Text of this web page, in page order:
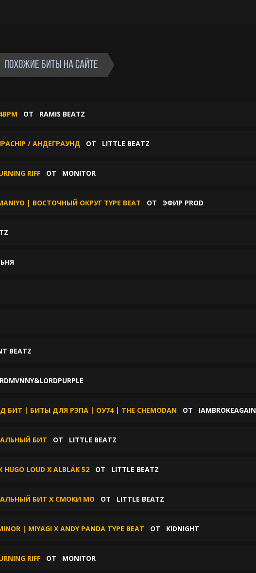
ПОХОЖИЕ БИТЫ НА САЙТЕ
ОТ RAMIS BEATZ
/ АНДЕГРАУНД ОТ LITTLE BEATZ
RIFF ОТ MONITOR
| ВОСТОЧНЫЙ ОКРУГ TYPE BEAT ОТ ЭФИР PROD
BEATZ
БИТ | БИТЫ ДЛЯ РЭПА | ОУ74 | THE CHEMODAN ОТ IAMBROKEAGAIN
БИТ ОТ LITTLE BEATZ
HUGO LOUD X ALBLAK 52 ОТ LITTLE BEATZ
БИТ X СМОКИ МО ОТ LITTLE BEATZ
| MIYAGI X ANDY PANDA TYPE BEAT ОТ KIDNIGHT
RIFF ОТ MONITOR